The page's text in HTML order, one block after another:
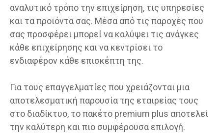
αναλυτικό τρόπο την επιχείρηση, τις υπηρεσίες
και τα προϊόντα σας. Μέσα από τις παροχές που
σας προσφέρει μπορεί να καλύψει τις ανάγκες
κάθε επιχείρησης και να κεντρίσει το
ενδιαφέρον κάθε επισκέπτη της.
Για τους επαγγελματίες που χρειάζονται μια
αποτελεσματική παρουσία της εταιρείας τους
στο διαδίκτυο, το πακέτο premium plus αποτελεί
την καλύτερη και πιο συμφέρουσα επιλογή.